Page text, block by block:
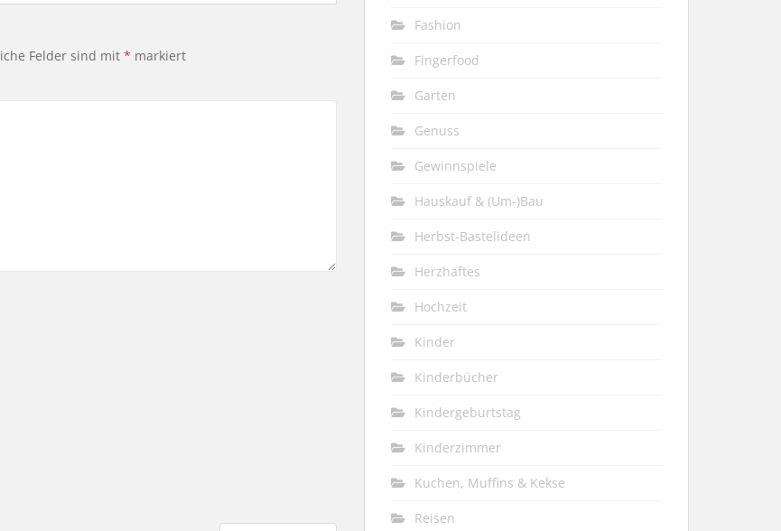
Felder sind mit * markiert
Fashion
Fingerfood
Garten
Genuss
Gewinnspiele
Hauskauf & (Um-)Bau
Herbst-Bastelideen
Herzhaftes
Hochzeit
Kinder
Kinderbücher
Kindergeburtstag
Kinderzimmer
Kuchen, Muffins & Kekse
Reisen